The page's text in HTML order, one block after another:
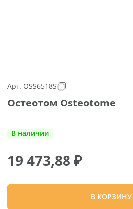
Арт. OSS6518S
Остеотом Osteotome
В наличии
19 473,88 ₽
В КОРЗИНУ